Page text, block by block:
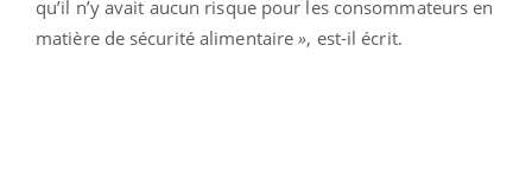
qu’il n’y avait aucun risque pour les consommateurs en
matière de sécurité alimentaire », est-il écrit.